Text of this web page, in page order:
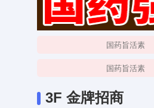
国药旨活素
国药旨活素
3F 金牌招商